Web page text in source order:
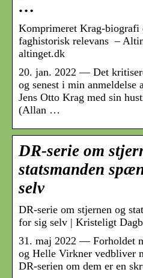
…
Komprimeret Krag-biografi
faghistorisk relevans –
altinget.dk
20. jan. 2022 — Det
og senest i min
Jens Otto Krag med sin
(Allan …
DR-serie om
statsmanden
selv
DR-serie om stjernen og
for sig selv | Kristeligt
31. maj 2022 — Forholdet
og Helle Virkner vedbliver
DR-serien om dem er en